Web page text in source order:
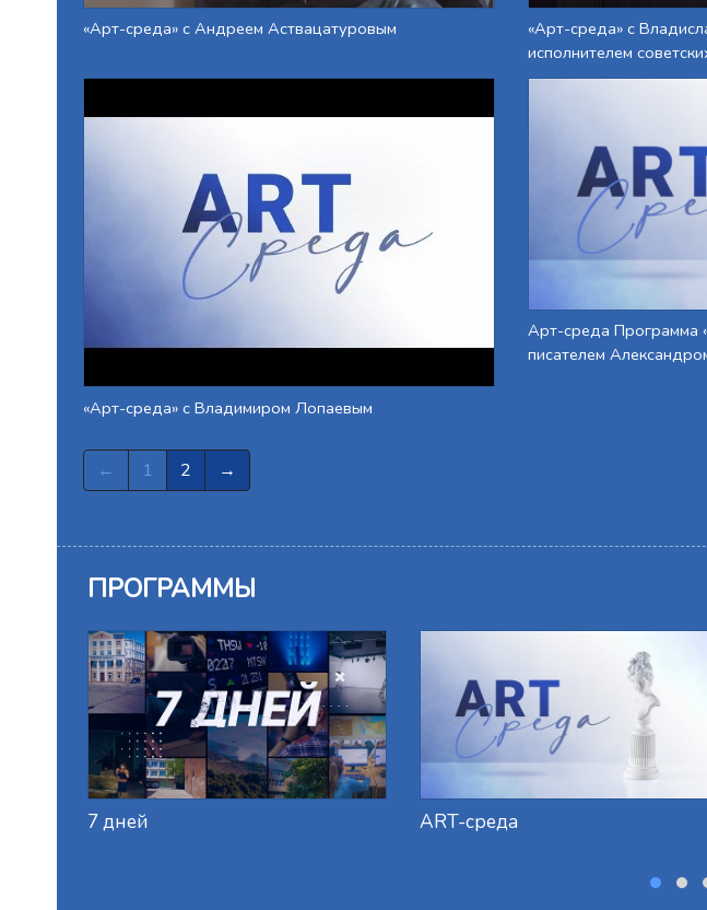
«Арт-среда» с Андреем Аствацатуровым
«Арт-среда» с
исполнителем
«Арт-среда» с Владимиром Лопаевым
Арт-среда Программа
писателем
← 1 2 →
ПРОГРАММЫ
7 дней ART-среда